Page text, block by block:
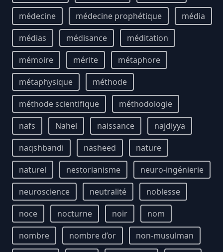
médecine
médecine prophétique
média
médias
médisance
méditation
mémoire
mérite
métaphore
métaphysique
méthode
méthode scientifique
méthodologie
nafs
Nahel naissance
najdiyya
naqshbandi
nasheed
nature
naturel
nestorianisme
neuro-ingénierie
neuroscience
neutralité
noblesse
noce
nocturne noir
nom
nombre
nombre d’or non-musulman